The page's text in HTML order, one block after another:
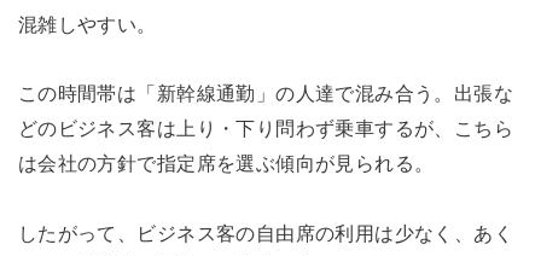
混雑しやすい。
この時間帯は「新幹線通勤」の人達で混み合う。出張な
どのビジネス客は上り・下り問わず乗車するが、こちら
は会社の方針で指定席を選ぶ傾向が見られる。
したがって、ビジネス客の自由席の利用は少なく、あく